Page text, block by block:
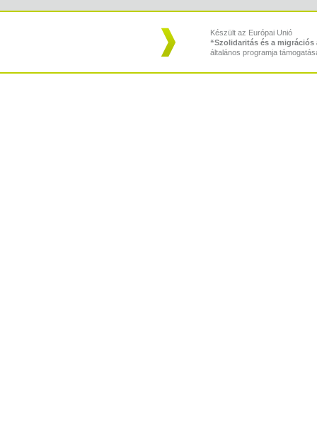
Készült az Európai Unió
“Szolidaritás és a migrációs
általános programja